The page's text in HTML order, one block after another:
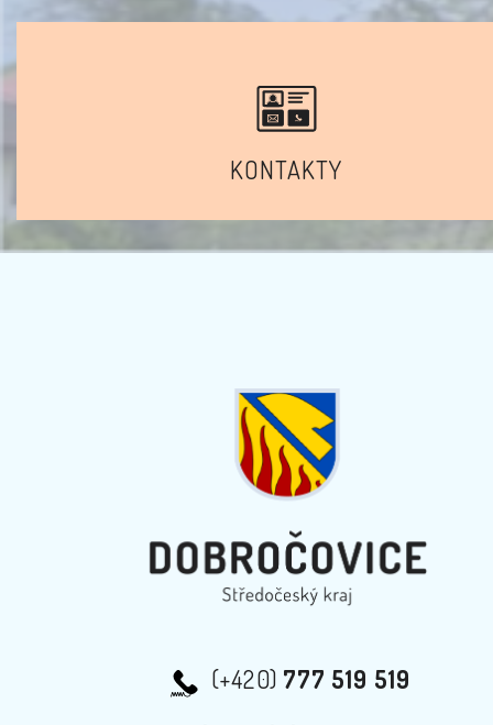
KONTAKTY
(+420) 777 519 519